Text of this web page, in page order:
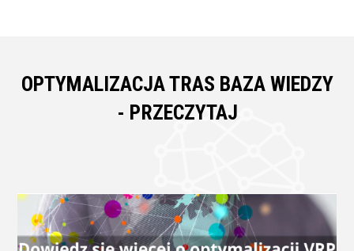
OPTYMALIZACJA TRAS BAZA WIEDZY
- PRZECZYTAJ